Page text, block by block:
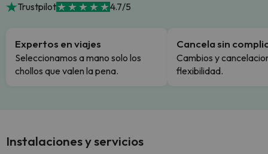
Trustpilot 4.7/5
Expertos en viajes
Seleccionamos a mano solo los
chollos que valen la pena.
Cancela sin
Cambios y
flexibilidad.
Instalaciones y servicios